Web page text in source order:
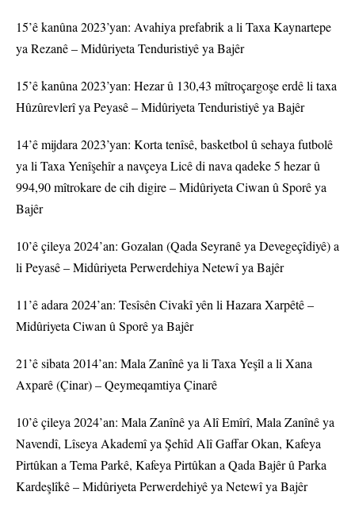
15’ê kanûna 2023’yan: Avahiya prefabrik a li Taxa Kaynartepe
ya Rezanê – Midûriyeta Tenduristiyê ya Bajêr
15’ê kanûna 2023’yan: Hezar û 130,43 mîtroçargoşe erdê li taxa
Hûzûrevlerî ya Peyasê – Midûriyeta Tenduristiyê ya Bajêr
14’ê mijdara 2023’yan: Korta tenîsê, basketbol û sehaya futbolê
ya li Taxa Yenîşehîr a navçeya Licê di nava qadeke 5 hezar û
994,90 mîtrokare de cih digire – Midûriyeta Ciwan û Sporê ya
Bajêr
10’ê çileya 2024’an: Gozalan (Qada Seyranê ya Devegeçîdiyê) a
li Peyasê – Midûriyeta Perwerdehiya Netewî ya Bajêr
11’ê adara 2024’an: Tesîsên Civakî yên li Hazara Xarpêtê –
Midûriyeta Ciwan û Sporê ya Bajêr
21’ê sibata 2014’an: Mala Zanînê ya li Taxa Yeşîl a li Xana
Axparê (Çinar) – Qeymeqamtiya Çinarê
10’ê çileya 2024’an: Mala Zanînê ya Alî Emîrî, Mala Zanînê ya
Navendî, Lîseya Akademî ya Şehîd Alî Gaffar Okan, Kafeya
Pirtûkan a Tema Parkê, Kafeya Pirtûkan a Qada Bajêr û Parka
Kardeşlîkê – Midûriyeta Perwerdehiyê ya Netewî ya Bajêr